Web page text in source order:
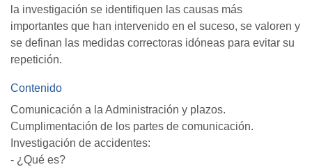
la investigación se identifiquen las causas más
importantes que han intervenido en el suceso, se valoren y
se definan las medidas correctoras idóneas para evitar su
repetición.
Contenido
Comunicación a la Administración y plazos.
Cumplimentación de los partes de comunicación.
Investigación de accidentes:
- ¿Qué es?